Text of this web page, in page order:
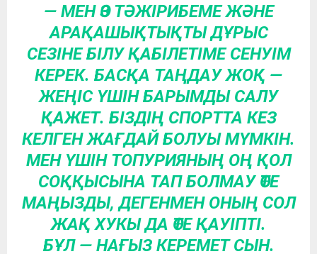
— МЕН ӨЗ ТӘЖІРИБЕМЕ ЖӘНЕ
АРАҚАШЫҚТЫҚТЫ ДҰРЫС
СЕЗІНЕ БІЛУ ҚАБІЛЕТІМЕ СЕНУІМ
КЕРЕК. БАСҚА ТАҢДАУ ЖОҚ —
ЖЕҢІС ҮШІН БАРЫМДЫ САЛУ
ҚАЖЕТ. БІЗДІҢ СПОРТТА КЕЗ
КЕЛГЕН ЖАҒДАЙ БОЛУЫ МҮМКІН.
МЕН ҮШІН ТОПУРИЯНЫҢ ОҢ ҚОЛ
СОҚҚЫСЫНА ТАП БОЛМАУ ӨТЕ
МАҢЫЗДЫ, ДЕГЕНМЕН ОНЫҢ СОЛ
ЖАҚ ХУКЫ ДА ӨТЕ ҚАУІПТІ.
БҰЛ — НАҒЫЗ КЕРЕМЕТ СЫН.